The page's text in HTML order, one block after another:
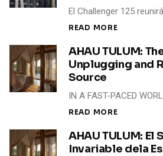
El Challenger 125
READ MORE
AHAU TULUM:
Unplugging and
Source
IN A FAST-PACED
READ MORE
AHAU TULUM: El
Invariable dela